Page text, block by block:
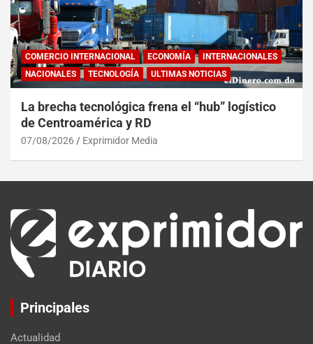
COMERCIO INTERNACIONAL ECONOMÍA
INTERNACIONALES
NACIONALES
TECNOLOGÍA ULTIMAS NOTICIAS
La brecha tecnológica frena el “hub” logístico
de Centroamérica y RD
07/08/2026 Exprimidor Media
Principales
Actualidad